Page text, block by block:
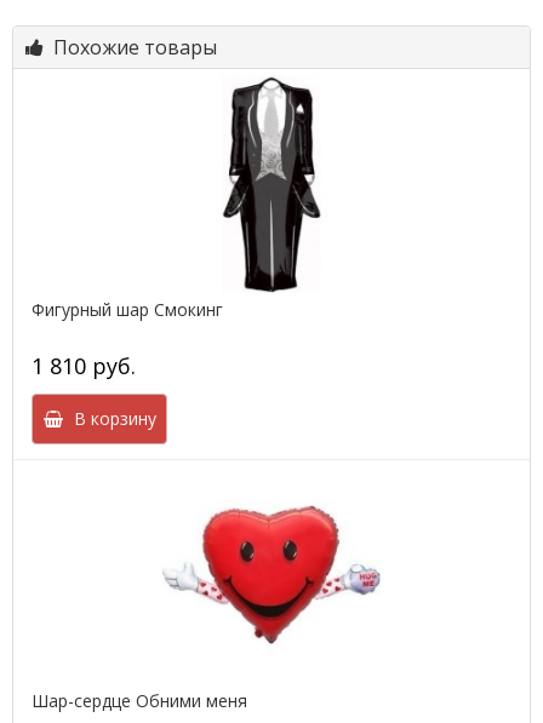
Похожие товары
Фигурный шар Смокинг
1 810 руб.
В корзину
Шар-сердце Обними меня